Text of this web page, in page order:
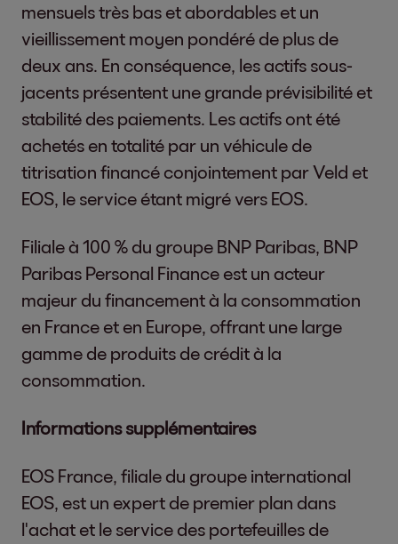
mensuels très bas et abordables et un
vieillissement moyen pondéré de plus de
deux ans. En conséquence, les actifs sous-
jacents présentent une grande prévisibilité et
stabilité des paiements. Les actifs ont été
achetés en totalité par un véhicule de
titrisation financé conjointement par Veld et
EOS, le service étant migré vers EOS.
Filiale à 100 % du groupe BNP Paribas, BNP
Paribas Personal Finance est un acteur
majeur du financement à la consommation
en France et en Europe, offrant une large
gamme de produits de crédit à la
consommation.
Informations supplémentaires
EOS France, filiale du groupe international
EOS, est un expert de premier plan dans
l'achat et le service des portefeuilles de